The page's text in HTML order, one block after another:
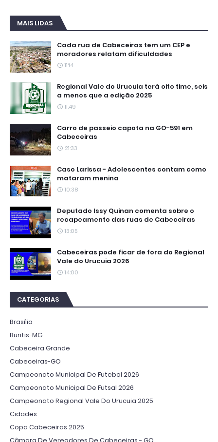
MAIS LIDAS
Cada rua de Cabeceiras tem um CEP e
moradores relatam dificuldades
11:14
Regional Vale do Urucuia terá oito time, seis
a menos que a edição 2025
11:49
Carro de passeio capota na GO-591 em
Cabeceiras
21:33
Caso Larissa - Adolescentes contam como
mataram menina
10:38
Deputado Issy Quinan comenta sobre o
recapeamento das ruas de Cabeceiras
13:05
Cabeceiras pode ficar de fora do Regional
Vale do Urucuia 2026
14:00
CATEGORIAS
Brasília
Buritis-MG
Cabeceira Grande
Cabeceiras-GO
Campeonato Municipal De Futebol 2026
Campeonato Municipal De Futsal 2026
Campeonato Regional Vale Do Urucuia 2025
Cidades
Copa Cabeceiras 2025